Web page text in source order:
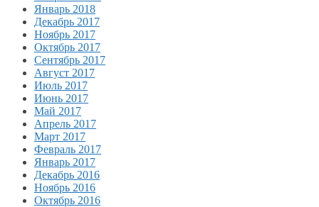
Январь 2018
Декабрь 2017
Ноябрь 2017
Октябрь 2017
Сентябрь 2017
Август 2017
Июль 2017
Июнь 2017
Май 2017
Апрель 2017
Март 2017
Февраль 2017
Январь 2017
Декабрь 2016
Ноябрь 2016
Октябрь 2016